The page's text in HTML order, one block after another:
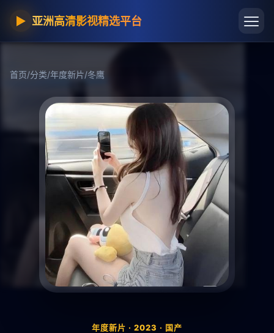
▶ 亚洲高清影视精选平台
首页/分类/年度新片/冬鹰
年度新片 · 2023 · 国产